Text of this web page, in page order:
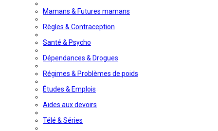
Mamans & Futures mamans
Règles & Contraception
Santé & Psycho
Dépendances & Drogues
Régimes & Problèmes de poids
Études & Emplois
Aides aux devoirs
Télé & Séries